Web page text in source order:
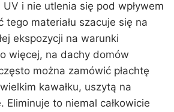
i nie utlenia się pod wpływem
tego materiału szacuje się na
ekspozycji na warunki
więcej, na dachy domów
można zamówić płachtę
kawałku, uszytą na
Eliminuje to niemal całkowicie